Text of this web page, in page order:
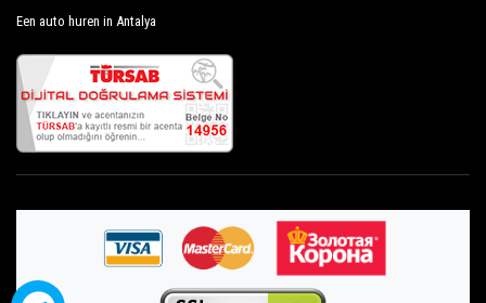
wensen van de klant, de gekozen bestemming in
Denizyaka, het aantal passagiers en de hoeveelheid
bagage. U kunt rekenen op onze privé auto's met
chauffeur voor een efficiënter vervoer naar keuze,
zowel binnen
Transfer van de luchthaven en havens van Antalya
naar Denizyaka, transfers van en naar Antalya hotels
Een auto huren in Antalya